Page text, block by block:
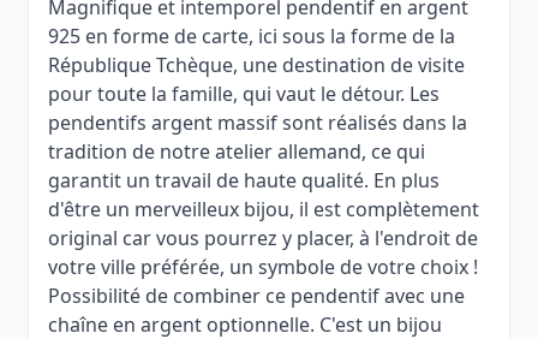
Magnifique et intemporel pendentif en argent
925 en forme de carte, ici sous la forme de la
République Tchèque, une destination de visite
pour toute la famille, qui vaut le détour. Les
pendentifs argent massif sont réalisés dans la
tradition de notre atelier allemand, ce qui
garantit un travail de haute qualité. En plus
d'être un merveilleux bijou, il est complètement
original car vous pourrez y placer, à l'endroit de
votre ville préférée, un symbole de votre choix !
Possibilité de combiner ce pendentif avec une
chaîne en argent optionnelle. C'est un bijou